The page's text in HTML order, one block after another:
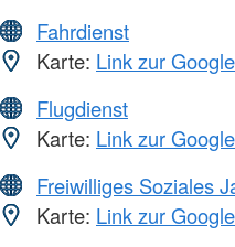
Fahrdienst
Karte: Link zur
Flugdienst
Karte: Link zur
Freiwilliges Soziales
Karte: Link zur